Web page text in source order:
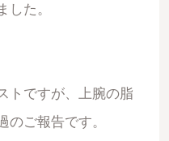
した。
トですが、上腕の脂
のご報告です。